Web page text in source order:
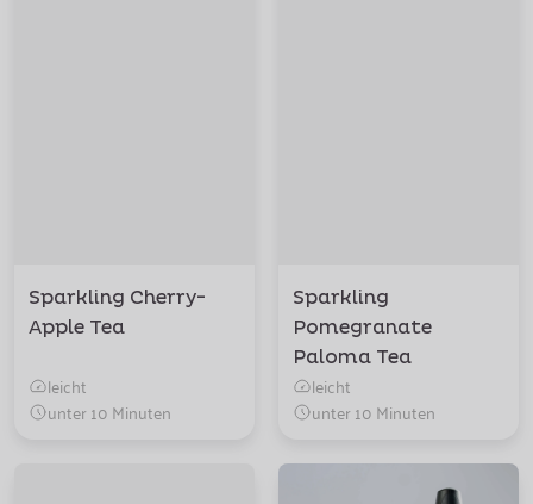
Sparkling Cherry-
Apple Tea
leicht
unter 10 Minuten
Sparkling
Pomegranate
Paloma Tea
leicht
unter 10 Minuten